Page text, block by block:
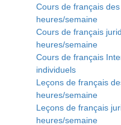
Cours de français
heures/semaine
Cours de français
heures/semaine
Cours de français
individuels
Leçons de français
heures/semaine
Leçons de français
heures/semaine